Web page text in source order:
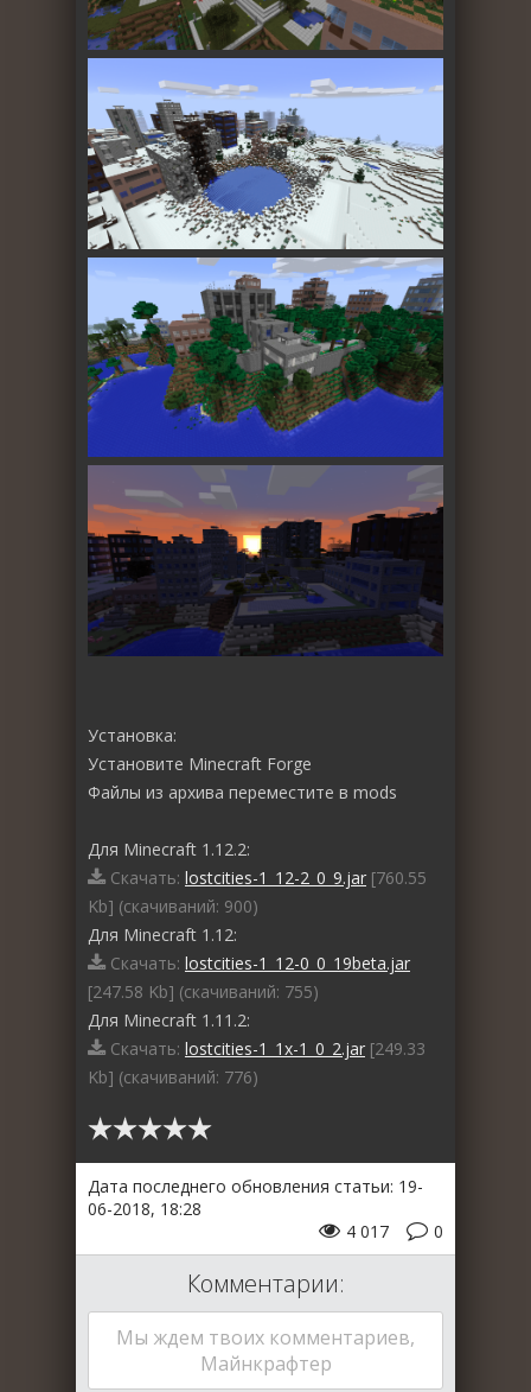
Установка:
Установите Minecraft Forge
Файлы из архива переместите в mods
Для Minecraft 1.12.2:
Скачать: lostcities-1_12-2_0_9.jar [760.55
Kb] (cкачиваний: 900)
Для Minecraft 1.12:
Скачать: lostcities-1_12-0_0_19beta.jar
[247.58 Kb] (cкачиваний: 755)
Для Minecraft 1.11.2:
Скачать: lostcities-1_1x-1_0_2.jar [249.33
Kb] (cкачиваний: 776)
Дата последнего обновления статьи: 19-
06-2018, 18:28
0
4 017
Комментарии:
Мы ждем твоих комментариев,
Майнкрафтер